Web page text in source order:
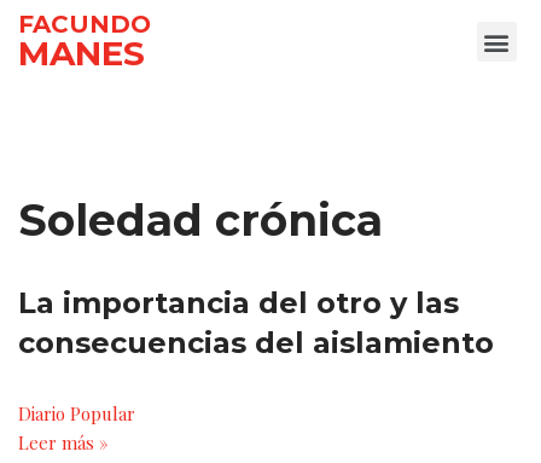
Ir
FACUNDO
MANES
Soledad crónica
La importancia del otro y las
consecuencias del aislamiento
Diario Popular
Leer más »